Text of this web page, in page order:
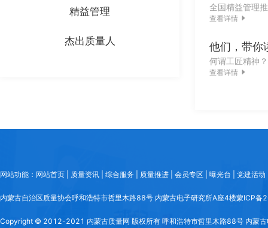
精益管理
杰出质量人
查看详情
他们，带你
查看详情
网站功能：网站首页 | 质量资讯 | 综合服务 | 质量推进 | 会员专区 | 曝光台 | 党建活动
内蒙古自治区质量协会呼和浩特市哲里木路88号 内蒙古电子研究所A座4楼蒙ICP备
Copyright © 2012-2021 内蒙古质量网 版权所有 呼和浩特市哲里木路88号 内蒙古